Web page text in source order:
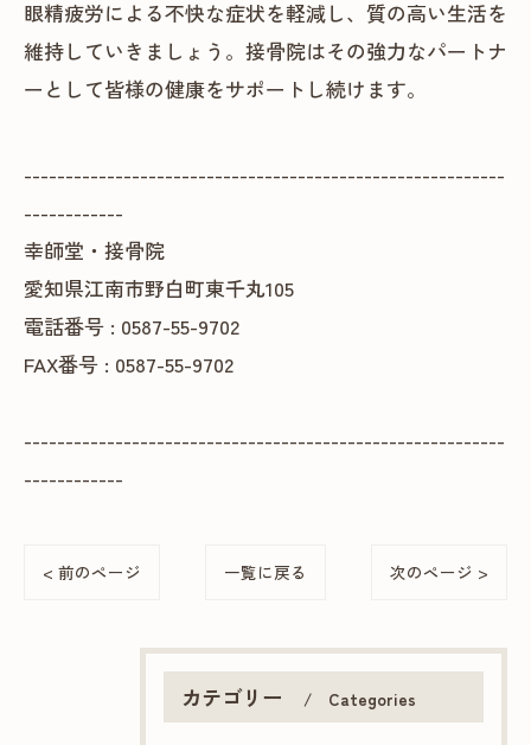
眼精疲労による不快な症状を軽減し、質の高い生活を
維持していきましょう。接骨院はその強力なパートナ
ーとして皆様の健康をサポートし続けます。
----------------------------------------------------------
------------
幸師堂・接骨院
愛知県江南市野白町東千丸105
電話番号 : 0587-55-9702
FAX番号 : 0587-55-9702
----------------------------------------------------------
------------
< 前のページ 一覧に戻る 次のページ >
カテゴリー Categories